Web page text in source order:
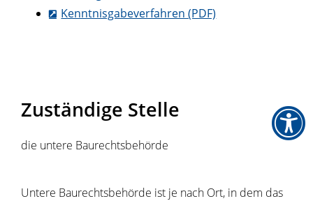
Kenntnisgabeverfahren (PDF)
Zuständige Stelle
die untere Baurechtsbehörde
Untere Baurechtsbehörde ist je nach Ort, in dem das